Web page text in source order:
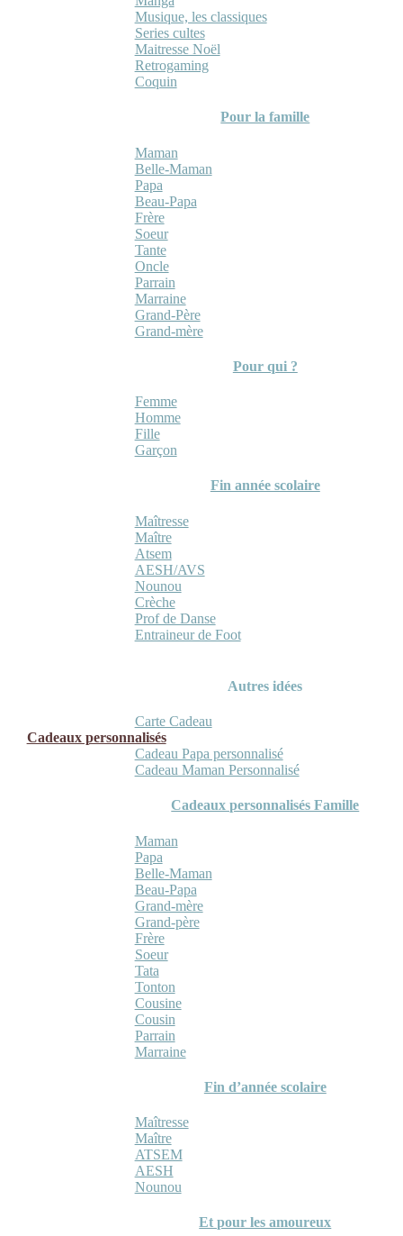
Musique, les classiques
Series cultes
Maitresse Noël
Retrogaming
Coquin
Pour la famille
Maman
Belle-Maman
Papa
Beau-Papa
Frère
Soeur
Tante
Oncle
Parrain
Marraine
Grand-Père
Grand-mère
Pour qui ?
Femme
Homme
Fille
Garçon
Fin année scolaire
Maîtresse
Maître
Atsem
AESH/AVS
Nounou
Crèche
Prof de Danse
Entraineur de Foot
Autres idées
Carte Cadeau
Cadeaux personnalisés
Cadeau Papa personnalisé
Cadeau Maman Personnalisé
Cadeaux personnalisés Famille
Maman
Papa
Belle-Maman
Beau-Papa
Grand-mère
Grand-père
Frère
Soeur
Tata
Tonton
Cousine
Cousin
Parrain
Marraine
Fin d’année scolaire
Maîtresse
Maître
ATSEM
AESH
Nounou
Et pour les amoureux